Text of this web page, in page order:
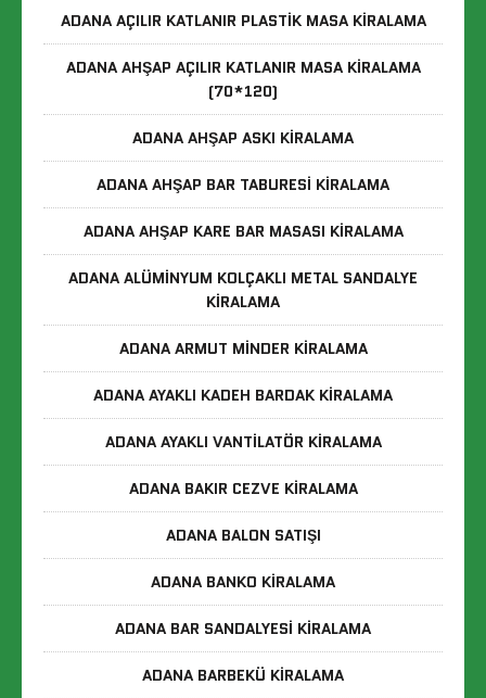
ADANA AÇILIR KATLANIR PLASTIK MASA KIRALAMA
ADANA AHŞAP AÇILIR KATLANIR MASA KIRALAMA
(70*120)
ADANA AHŞAP ASKI KIRALAMA
ADANA AHŞAP BAR TABURESI KIRALAMA
ADANA AHŞAP KARE BAR MASASI KIRALAMA
ADANA ALÜMINYUM KOLÇAKLI METAL SANDALYE
KIRALAMA
ADANA ARMUT MINDER KIRALAMA
ADANA AYAKLI KADEH BARDAK KIRALAMA
ADANA AYAKLI VANTILATÖR KIRALAMA
ADANA BAKIR CEZVE KIRALAMA
ADANA BALON SATIŞI
ADANA BANKO KIRALAMA
ADANA BAR SANDALYESI KIRALAMA
ADANA BARBEKÜ KIRALAMA